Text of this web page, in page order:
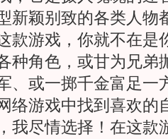
新颖别致的各类人物
款游戏，你就不在是
种角色，或甘为兄弟
、或一掷千金富足一
络游戏中找到喜欢的
我尽情选择！在这款